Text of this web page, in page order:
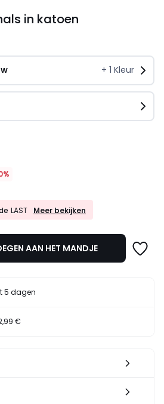
in katoen
+ 1 Kleur
LAST
10%
code
LAST
Meer bekijken
AAN HET MANDJE
5 dagen
€